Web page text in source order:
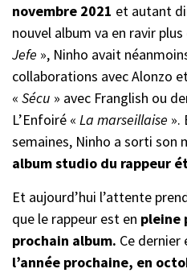
novembre 2021 et autant
nouvel album va en ravir
Jefe », Ninho avait
collaborations avec Alonzo
« Sécu » avec Franglish ou
L’Enfoiré « La marseillaise ».
semaines, Ninho a sorti son
album studio du rappeur
Et aujourd’hui l’attente
que le rappeur est en pleine
prochain album. Ce dernier
l’année prochaine, en